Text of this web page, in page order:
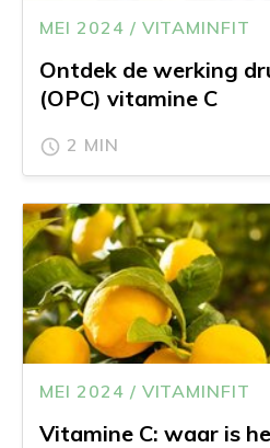
MEI 2024 / VITAMINFIT
Ontdek de werking
(OPC) vitamine C
2 MIN
MEI 2024 / VITAMINFIT
Vitamine C: waar is